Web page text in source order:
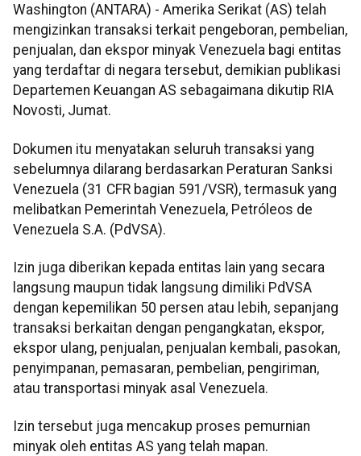
Washington (ANTARA) - Amerika Serikat (AS) telah
mengizinkan transaksi terkait pengeboran, pembelian,
penjualan, dan ekspor minyak Venezuela bagi entitas
yang terdaftar di negara tersebut, demikian publikasi
Departemen Keuangan AS sebagaimana dikutip RIA
Novosti, Jumat.
Dokumen itu menyatakan seluruh transaksi yang
sebelumnya dilarang berdasarkan Peraturan Sanksi
Venezuela (31 CFR bagian 591/VSR), termasuk yang
melibatkan Pemerintah Venezuela, Petróleos de
Venezuela S.A. (PdVSA).
Izin juga diberikan kepada entitas lain yang secara
langsung maupun tidak langsung dimiliki PdVSA
dengan kepemilikan 50 persen atau lebih, sepanjang
transaksi berkaitan dengan pengangkatan, ekspor,
ekspor ulang, penjualan, penjualan kembali, pasokan,
penyimpanan, pemasaran, pembelian, pengiriman,
atau transportasi minyak asal Venezuela.
Izin tersebut juga mencakup proses pemurnian
minyak oleh entitas AS yang telah mapan.